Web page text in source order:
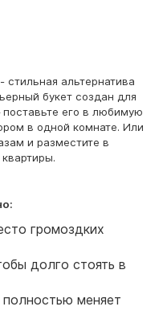
альтернатива
букет создан для
его в любимую
в одной комнате. Или
и разместите в
громоздких
долго стоять в
меняет